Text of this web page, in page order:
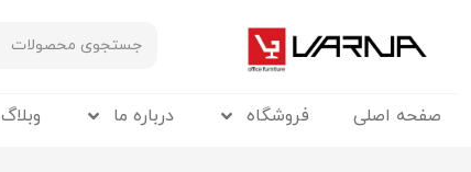
صفحه اصلی فروشگاه درباره ما وبلاگ